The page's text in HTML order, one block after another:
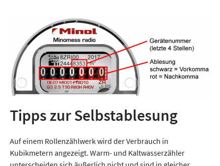
Tipps zur Selbstablesung
Auf einem Rollenzählwerk wird der Verbrauch in
Kubikmetern angezeigt. Warm- und Kaltwasserzähler